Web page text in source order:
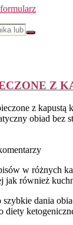
Z
z kapustą
obiad bez
w różnych
jak również
szybkie dania
diety